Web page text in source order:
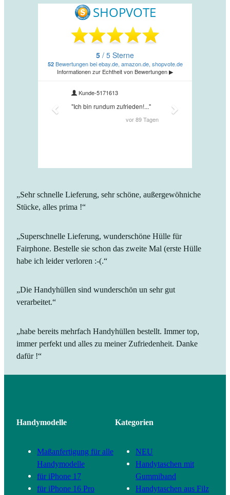
„Sehr schnelle Lieferung, sehr schöne, außergewöhniche
Stücke, alles prima !“
„Superschnelle Lieferung, wunderschöne Hülle für
Fairphone. Bestelle sie schon das zweite Mal (erste Hülle
habe ich leider verloren :-(.“
„Die Handyhüllen sind wunderschön un sehr gut
verarbeitet.“
„habe bereits mehrfach Handyhüllen bestellt. Immer top,
immer perfekt und alles zu meiner Zufriedenheit. Danke
dafür !“
Handymodelle
Maßanfertigung für alle
Handymodelle
für iPhone 17
für iPhone 16 Pro
Kategorien
NEU
Handytaschen mit
Gummiband
Handytaschen aus Filz